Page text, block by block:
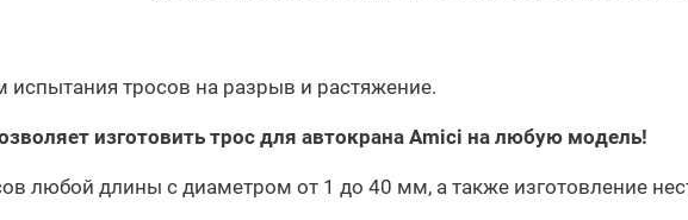
тросов на разрыв и растяжение.
изготовить трос для автокрана Amici на любую модель!
любой длины с диаметром от 1 до 40 мм, а также изготовление